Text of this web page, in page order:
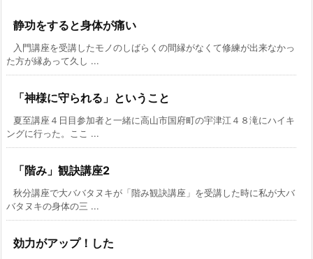
静功をすると身体が痛い
入門講座を受講したモノのしばらくの間縁がなくて修練が出来なかっ
た方が縁あって久し ...
「神様に守られる」ということ
夏至講座４日目参加者と一緒に高山市国府町の宇津江４８滝にハイキ
ングに行った。ここ ...
「階み」観訣講座2
秋分講座で大ババタヌキが「階み観訣講座」を受講した時に私が大バ
バタヌキの身体の三 ...
効力がアップ！した